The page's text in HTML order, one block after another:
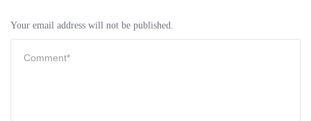
Your email address will not be published.